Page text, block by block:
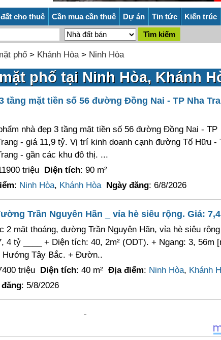
cho thuê Cần mua cần thuê Dự án Tin tức Kiến trúc
phố> Khánh Hòa> Ninh Hòa
phố tại Ninh Hòa, Khánh
tầng mặt tiền số 56 đường Đồng Nai - TP Nha
nhà đẹp 3 tầng mặt tiền số 56 đường Đồng Nai - TP
- giá 11,9 tỷ. Vị trí kinh doanh cạnh đường Tố Hữu -
- gần các khu đô thị. ...
triệu Diện tích: 90 m²
: Ninh Hòa, Khánh Hòa Ngày đăng: 6/8/2026
Trần Nguyên Hãn _ vỉa hè siêu rộng. Giá:
2 mặt thoáng, đường Trần Nguyên Hãn, vỉa hè siêu rộng
4 tỷ ____ + Diện tích: 40, 2m² (ODT). + Ngang: 3, 56m
Hướng Tây Bắc. + Đườn..
triệu Diện tích: 40 m² Địa điểm: Ninh Hòa, Khánh
: 5/8/2026